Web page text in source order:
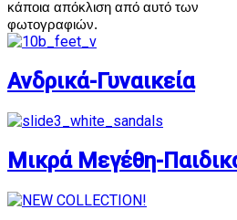
κάποια απόκλιση από αυτό των
φωτογραφιών.
Ανδρικά-Γυναικεία
Μικρά Μεγέθη-